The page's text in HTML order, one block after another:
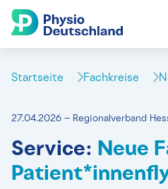
Startseite Fachkreise
27.04.2026 – Regionalverband
Service: Neue